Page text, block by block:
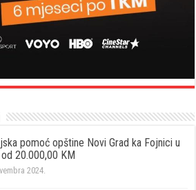
pomoć opštine Novi Grad ka Fojnici u
20.000,00 KM
2024.